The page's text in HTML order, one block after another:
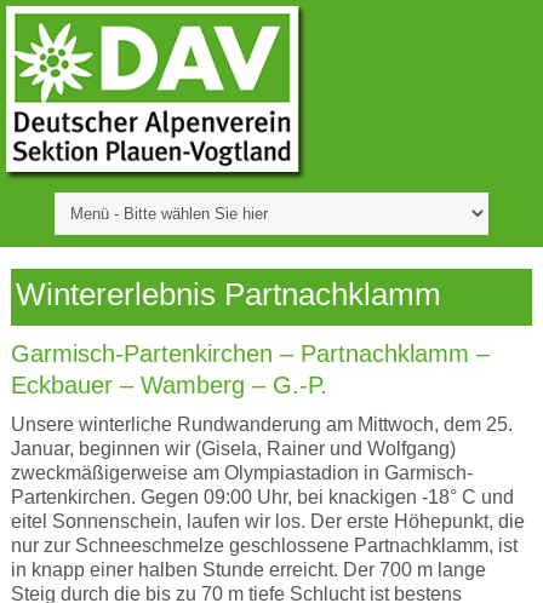
Wintererlebnis Partnachklamm
Garmisch-Partenkirchen – Partnachklamm –
Eckbauer – Wamberg – G.-P.
Unsere winterliche Rundwanderung am Mittwoch, dem 25.
Januar, beginnen wir (Gisela, Rainer und Wolfgang)
zweckmäßigerweise am Olympiastadion in Garmisch-
Partenkirchen. Gegen 09:00 Uhr, bei knackigen -18° C und
eitel Sonnenschein, laufen wir los. Der erste Höhepunkt, die
nur zur Schneeschmelze geschlossene Partnachklamm, ist
in knapp einer halben Stunde erreicht. Der 700 m lange
Steig durch die bis zu 70 m tiefe Schlucht ist bestens